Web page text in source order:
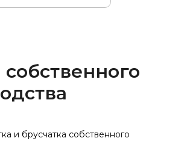
и брусчатка собственного